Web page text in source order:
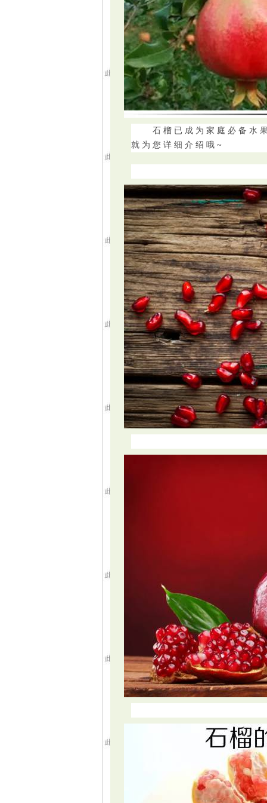
石榴已成为家庭必备水果
就为您详细介绍哦~